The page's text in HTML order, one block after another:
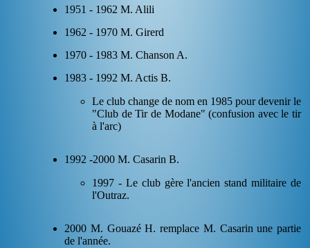
1951 - 1962 M. Alili
1962 - 1970 M. Girerd
1970 - 1983 M. Chanson A.
1983 - 1992 M. Actis B.
Le club change de nom en 1985 pour devenir le
"Club de Tir de Modane" (confusion avec le tir
à l'arc)
1992 -2000 M. Casarin B.
1997 - Le club gère l'ancien stand militaire de
l'Outraz.
2000 M. Gouazé H. remplace M. Casarin une partie
de l'année.